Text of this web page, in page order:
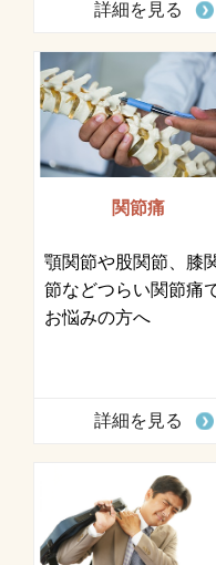
詳細を見る
関節痛
顎関節や股関節、膝
節などつらい関節痛
お悩みの方へ
詳細を見る